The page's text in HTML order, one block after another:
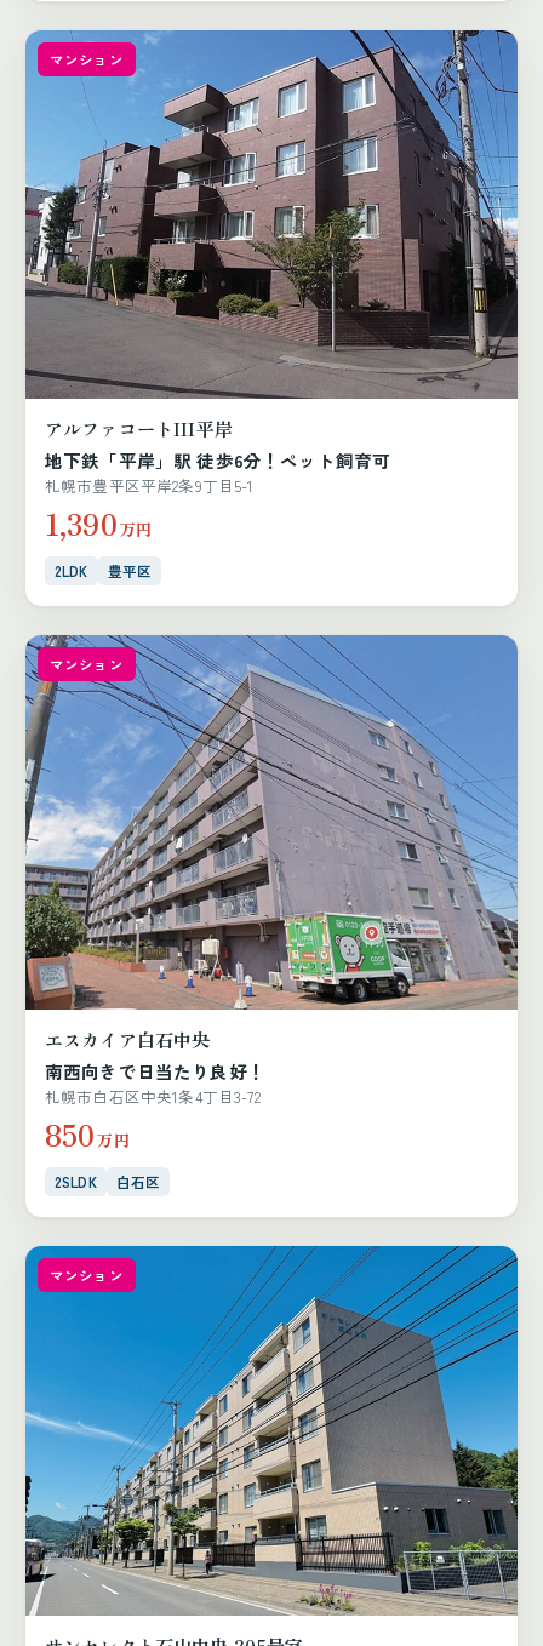
マンション
アルファコートIII平岸
地下鉄「平岸」駅 徒歩6分！ペット飼育可
札幌市豊平区平岸2条9丁目5-1
1,390万円
2LDK 豊平区
マンション
エスカイア白石中央
南西向きで日当たり良好！
札幌市白石区中央1条4丁目3-72
850万円
2SLDK 白石区
マンション